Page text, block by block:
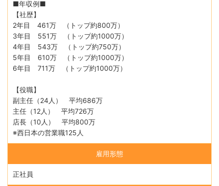
■年収例■
【社歴】
2年目 461万 （トップ約800万）
3年目 551万 （トップ約1000万）
4年目 543万 （トップ約750万）
5年目 610万 （トップ約1000万）
6年目 711万 （トップ約1000万）
【役職】
副主任（24人） 平均686万
主任（12人） 平均726万
店長（10人） 平均800万
※西日本の営業職125人
雇用形態
正社員